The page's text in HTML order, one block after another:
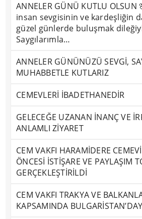
ANNELER GÜNÜ KUTLU
insan sevgisinin ve kardeşliğin
güzel günlerde buluşmak
Saygılarımla…
ANNELER GÜNÜNÜZÜ SEVGİ,
MUHABBETLE KUTLARIZ
CEMEVLERİ İBADETHANEDİR
GELECEĞE UZANAN İNANÇ VE
ANLAMLI ZİYARET
CEM VAKFI HARAMİDERE
ÖNCESİ İSTİŞARE VE PAYLAŞIM
GERÇEKLEŞTİRİLDİ
CEM VAKFI TRAKYA VE
KAPSAMINDA